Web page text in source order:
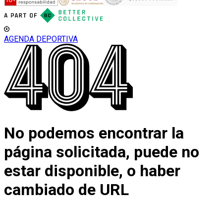
AGENDA DEPORTIVA
No podemos encontrar la
página solicitada, puede no
estar disponible, o haber
cambiado de URL